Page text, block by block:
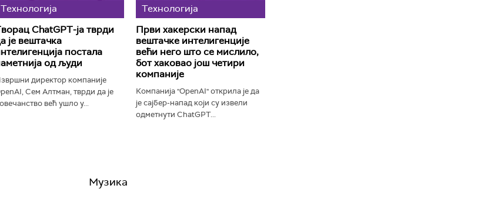
Технологијa
ChatGPT-ја тврди
је вештачка
постала
од људи
директор компаније
Сем Алтман, тврди да је
већ ушло у...
Технологијa
Први хакерски напад
вештачке интелигенције
већи него што се мислило,
бот хаковао још четири
компаније
Компанија "OpenAI" открила је да
је сајбер-напад који су извели
одметнути ChatGPT...
Музика